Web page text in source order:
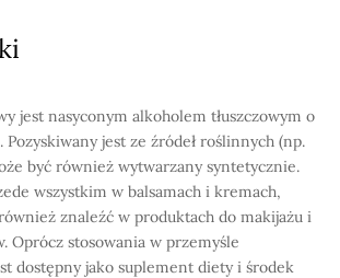
jest nasyconym alkoholem tłuszczowym o
Pozyskiwany jest ze źródeł roślinnych (np.
być również wytwarzany syntetycznie.
wszystkim w balsamach i kremach,
znaleźć w produktach do makijażu i
Oprócz stosowania w przemyśle
dostępny jako suplement diety i środek